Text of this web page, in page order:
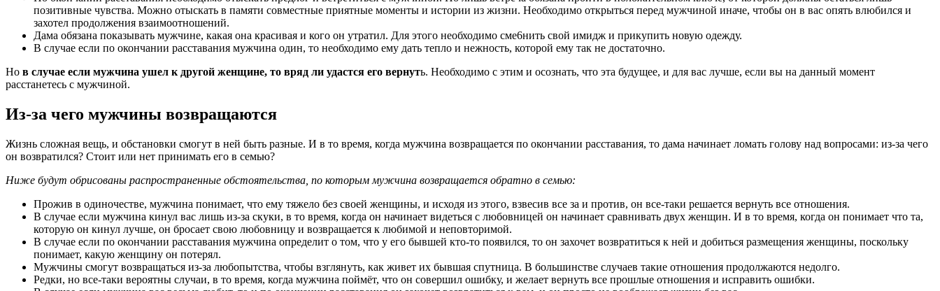
позитивные чувства. Можно отыскать в памяти совместные приятные моменты и истории из жизни. Необходимо открыться перед мужчиной иначе, чтобы он в вас опять влюбился и
захотел продолжения взаимоотношений.
Дама обязана показывать мужчине, какая она красивая и кого он утратил. Для этого необходимо сме6нить свой имидж и прикупить новую одежду.
В случае если по окончании расставания мужчина один, то необходимо ему дать тепло и нежность, которой ему так не достаточно.
Но в случае если мужчина ушел к другой женщине, то вряд ли удастся его вернуть. Необходимо с этим и осознать, что эта будущее, и для вас лучше, если вы на данный момент
расстанетесь с мужчиной.
Из-за чего мужчины возвращаются
Жизнь сложная вещь, и обстановки смогут в ней быть разные. И в то время, когда мужчина возвращается по окончании расставания, то дама начинает ломать голову над вопросами: из-за чего
он возвратился? Стоит или нет принимать его в семью?
Ниже будут обрисованы распространенные обстоятельства, по которым мужчина возвращается обратно в семью:
Прожив в одиночестве, мужчина понимает, что ему тяжело без своей женщины, и исходя из этого, взвесив все за и против, он все-таки решается вернуть все отношения.
В случае если мужчина кинул вас лишь из-за скуки, в то время, когда он начинает видеться с любовницей он начинает сравнивать двух женщин. И в то время, когда он понимает что та,
которую он кинул лучше, он бросает свою любовницу и возвращается к любимой и неповторимой.
В случае если по окончании расставания мужчина определит о том, что у его бывшей кто-то появился, то он захочет возвратиться к ней и добиться размещения женщины, поскольку
понимает, какую женщину он потерял.
Мужчины смогут возвращаться из-за любопытства, чтобы взглянуть, как живет их бывшая спутница. В большинстве случаев такие отношения продолжаются недолго.
Редки, но все-таки вероятны случаи, в то время, когда мужчина поймёт, что он совершил ошибку, и желает вернуть все прошлые отношения и исправить ошибки.